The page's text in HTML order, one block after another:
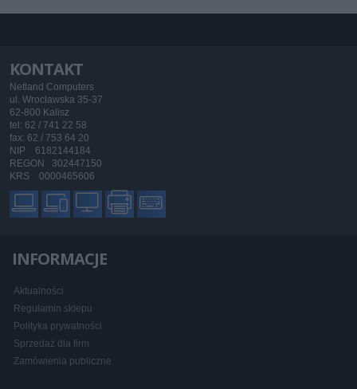
KONTAKT
Netland Computers
ul. Wrocławska 35-37
62-800 Kalisz
tel: 62 / 741 22 58
fax: 62 / 753 64 20
NIP 6182144184
REGON 302447150
KRS 0000465606
INFORMACJE
Aktualności
Regulamin sklepu
Polityka prywatności
Sprzedaż dla firm
Zamówienia publiczne